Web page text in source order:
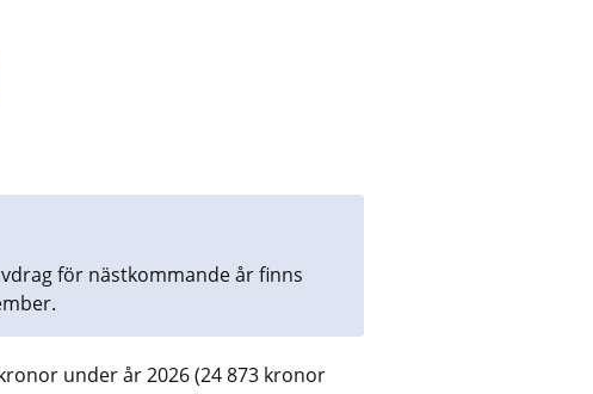
för nästkommande år finns
under år 2026 (24 873 kronor